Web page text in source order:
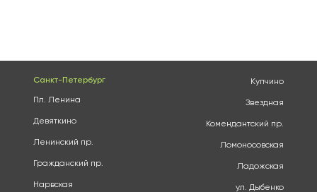
Санкт-Петербург
Пл. Ленина
Девяткино
Ленинский пр.
Гражданский пр.
Нарвская
Купчино
Звездная
Комендантский пр.
Ломоносовская
Ладожская
ул. Дыбенко